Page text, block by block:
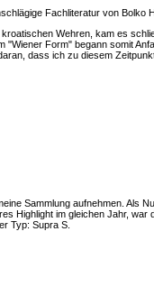
Fachliteratur von Bolko
Wehren, kam es
"Wiener Form" begann somit
dass ich zu diesem
Sammlung aufnehmen. Als
Highlight im gleichen Jahr, war
Typ: Supra S.